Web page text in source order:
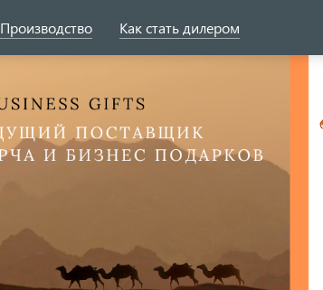
Производство Как стать дилером